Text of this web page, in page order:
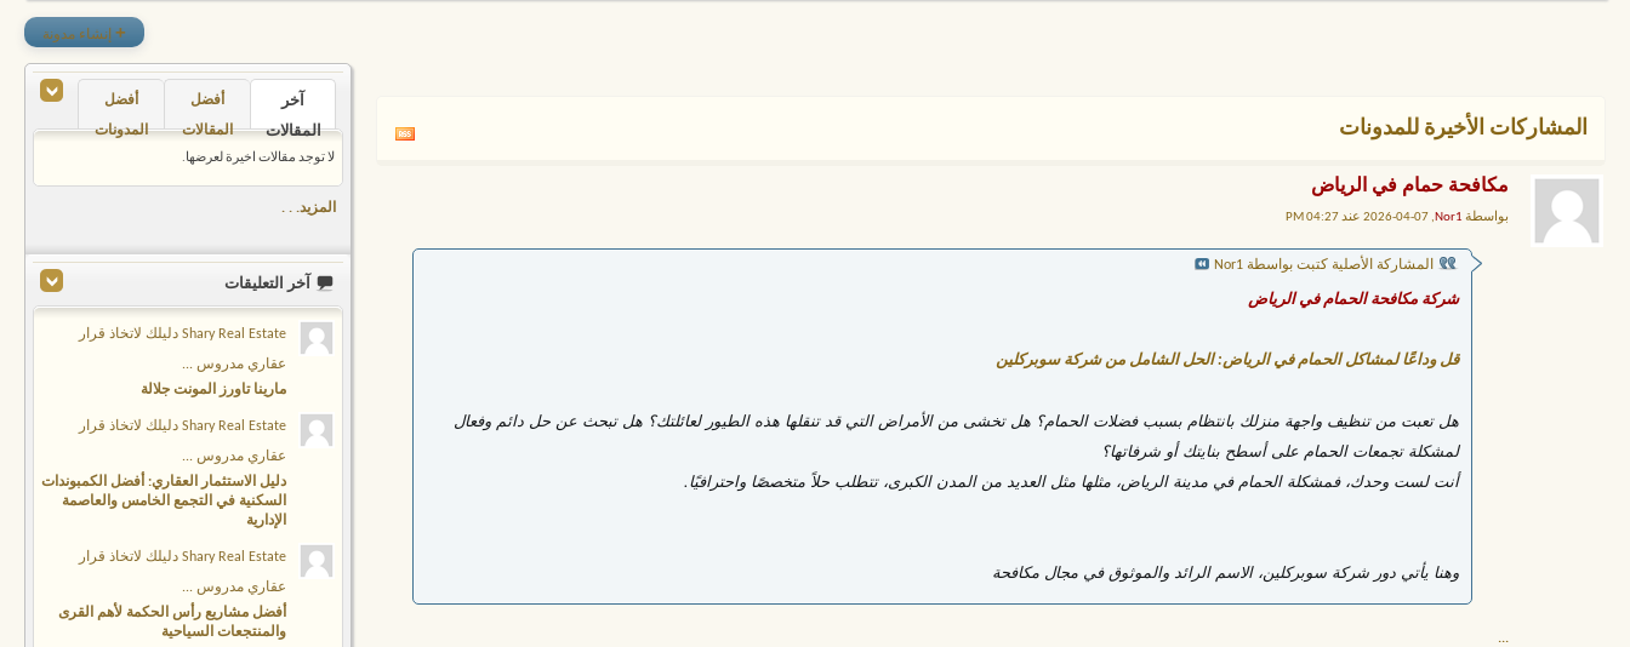
المشاركات الأخيرة للمدونات
مكافحة حمام في الرياض
بواسطة Nor1, 07-04-2026 عند 04:27 PM
المشاركة الأصلية كتبت بواسطة Nor1
شركة مكافحة الحمام في الرياض
قل وداعًا لمشاكل الحمام في الرياض: الحل الشامل من شركة سوبركلين
هل تعبت من تنظيف واجهة منزلك بانتظام بسبب فضلات الحمام؟ هل تخشى من الأمراض التي قد تنقلها هذه الطيور لعائلتك؟ هل تبحث عن حل دائم وفعال
لمشكلة تجمعات الحمام على أسطح بنايتك أو شرفاتها؟
أنت لست وحدك، فمشكلة الحمام في مدينة الرياض، مثلها مثل العديد من المدن الكبرى، تتطلب حلاً متخصصًا واحترافيًا.
وهنا يأتي دور شركة سوبركلين، الاسم الرائد والموثوق في مجال مكافحة
...
+ إنشاء مدونة
آخر
المقالات
أفضل
المقالات
أفضل
المدونات
لا توجد مقالات اخيرة لعرضها.
المزيد. . .
آخر التعليقات
Shary Real Estate دليلك لاتخاذ قرار
عقاري مدروس ...
مارينا تاورز المونت جلالة
Shary Real Estate دليلك لاتخاذ قرار
عقاري مدروس ...
دليل الاستثمار العقاري: أفضل الكمبوندات
السكنية في التجمع الخامس والعاصمة
الإدارية
Shary Real Estate دليلك لاتخاذ قرار
عقاري مدروس ...
أفضل مشاريع رأس الحكمة لأهم القرى
والمنتجعات السياحية